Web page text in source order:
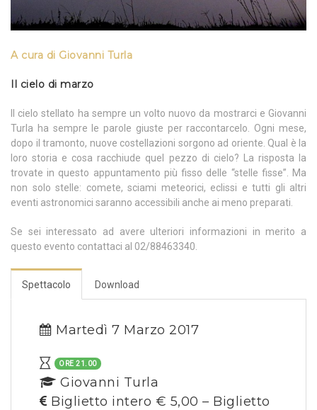
A cura di Giovanni Turla
Il cielo di marzo
Il cielo stellato ha sempre un volto nuovo da mostrarci e Giovanni
Turla ha sempre le parole giuste per raccontarcelo. Ogni mese,
dopo il tramonto, nuove costellazioni sorgono ad oriente. Qual è la
loro storia e cosa racchiude quel pezzo di cielo? La risposta la
trovate in questo appuntamento più fisso delle “stelle fisse”. Ma
non solo stelle: comete, sciami meteorici, eclissi e tutti gli altri
eventi astronomici saranno accessibili anche ai meno preparati.
Se sei interessato ad avere ulteriori informazioni in merito a
questo evento contattaci al 02/88463340.
Spettacolo Download
Martedì 7 Marzo 2017
ORE 21.00
Giovanni Turla
Biglietto intero € 5,00 – Biglietto